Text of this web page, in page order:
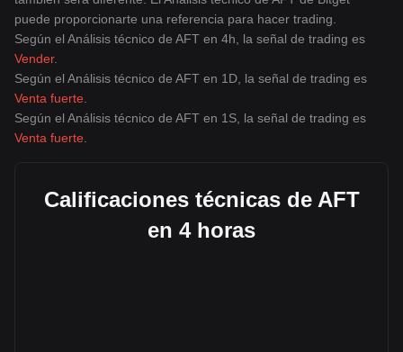
puede proporcionarte una referencia para hacer trading.
Según el Análisis técnico de AFT en 4h, la señal de trading es
Vender.
Según el Análisis técnico de AFT en 1D, la señal de trading es
Venta fuerte
Según el Análisis técnico de AFT en 1S, la señal de trading es
Venta fuerte
Calificaciones técnicas de AFT
en 4 horas